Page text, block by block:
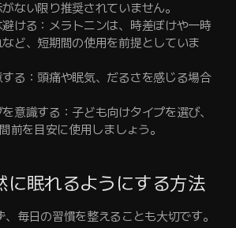
ない限り推奨されていません。
ける：メラトニンは、時差ぼけや一時
ど、短期間の使用を前提としていま
る：頭痛や眠気、だるさを感じる場合
意識する：子ども向けタイプを選び、
前を目安に使用しましょう。
に眠れるようにする方法
毎日の習慣を整えることも大切です。